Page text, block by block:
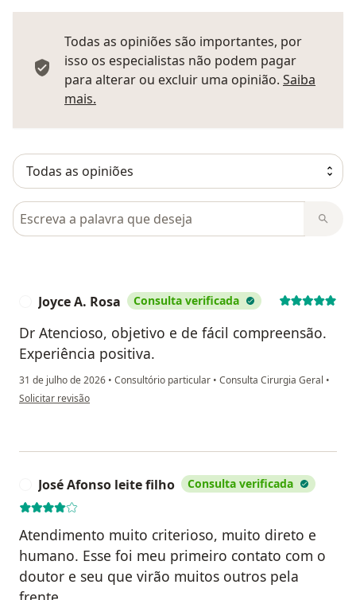
Todas as opiniões são importantes, por
isso os especialistas não podem pagar
para alterar ou excluir uma opinião. Saiba
mais.
Pesquisar em opiniões
Joyce A. Rosa Consulta verificada
Dr Atencioso, objetivo e de fácil compreensão.
Experiência positiva.
31 de julho de 2026 • Consultório particular • Consulta Cirurgia Geral •
na opinião do utilizador Joyce A. Rosa
Solicitar revisão
José Afonso leite filho Consulta verificada
Atendimento muito criterioso, muito direto e
humano. Esse foi meu primeiro contato com o
doutor e seu que virão muitos outros pela